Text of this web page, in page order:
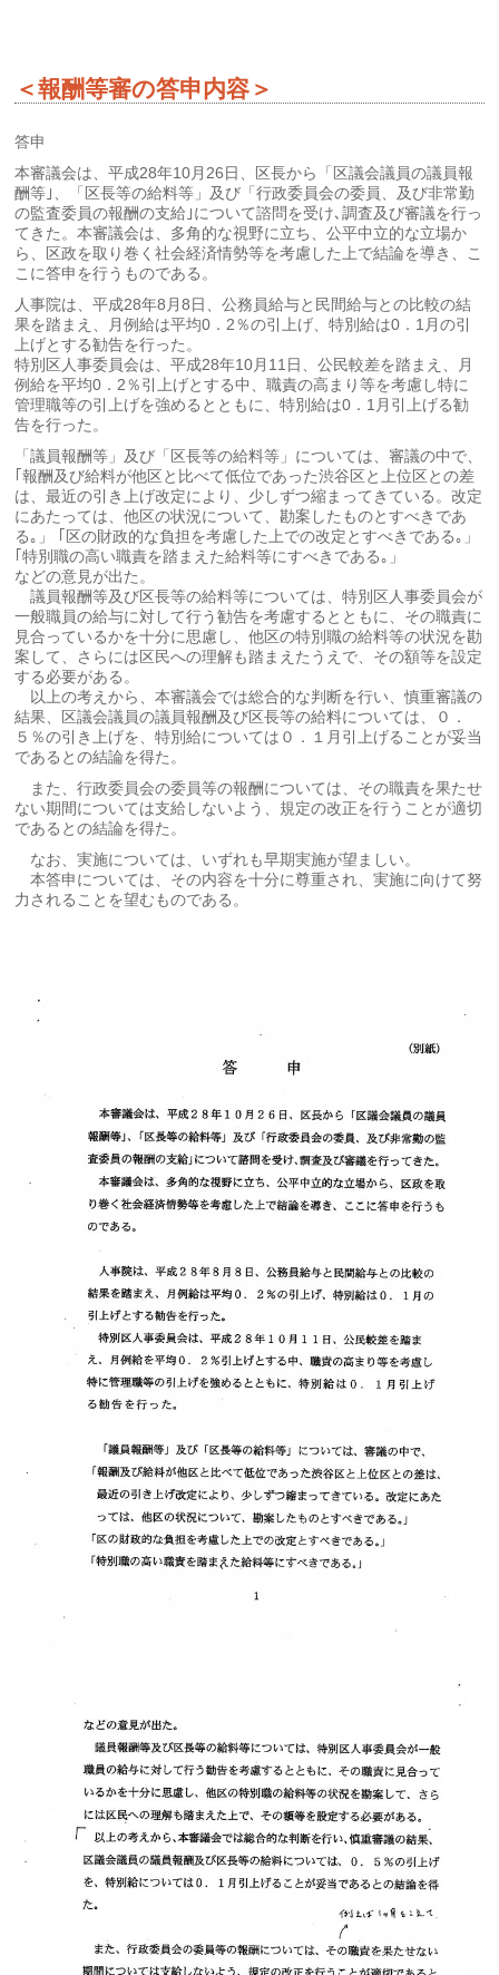
＜報酬等審の答申内容＞
答申
本審議会は、平成28年10月26日、区長から「区議会議員の議員報
酬等｣、「区長等の給料等」及び「行政委員会の委員、及び非常勤
の監査委員の報酬の支給｣について諮問を受け､調査及び審議を行っ
てきた。本審議会は、多角的な視野に立ち、公平中立的な立場か
ら、区政を取り巻く社会経済情勢等を考慮した上で結論を導き、こ
こに答申を行うものである。
人事院は、平成28年8月8日、公務員給与と民間給与との比較の結
果を踏まえ、月例給は平均0．2％の引上げ、特別給は0．1月の引
上げとする勧告を行った。
特別区人事委員会は、平成28年10月11日、公民較差を踏まえ、月
例給を平均0．2％引上げとする中、職責の高まり等を考慮し特に
管理職等の引上げを強めるとともに、特別給は0．1月引上げる勧
告を行った。
「議員報酬等」及び「区長等の給料等」については、審議の中で、
｢報酬及び給料が他区と比べて低位であった渋谷区と上位区との差
は、最近の引き上げ改定により、少しずつ縮まってきている。改定
にあたっては、他区の状況について、勘案したものとすべきであ
る｡」 ｢区の財政的な負担を考慮した上での改定とすべきである｡」
｢特別職の高い職責を踏まえた給料等にすべきである｡」
などの意見が出た。
議員報酬等及び区長等の給料等については、特別区人事委員会が
一般職員の給与に対して行う勧告を考慮するとともに、その職責に
見合っているかを十分に思慮し、他区の特別職の給料等の状況を勘
案して、さらには区民への理解も踏まえたうえで、その額等を設定
する必要がある。
以上の考えから、本審議会では総合的な判断を行い、慎重審議の
結果、区議会議員の議員報酬及び区長等の給料については、０．
５％の引き上げを、特別給については０．１月引上げることが妥当
であるとの結論を得た。
また、行政委員会の委員等の報酬については、その職責を果たせ
ない期間については支給しないよう、規定の改正を行うことが適切
であるとの結論を得た。
なお、実施については、いずれも早期実施が望ましい。
本答申については、その内容を十分に尊重され、実施に向けて努
力されることを望むものである。